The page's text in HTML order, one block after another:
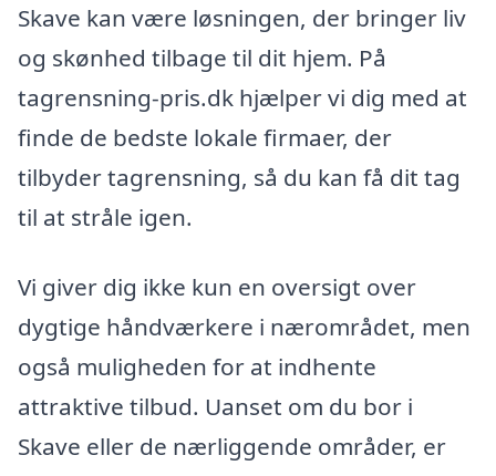
Skave kan være løsningen, der bringer liv
og skønhed tilbage til dit hjem. På
tagrensning-pris.dk hjælper vi dig med at
finde de bedste lokale firmaer, der
tilbyder tagrensning, så du kan få dit tag
til at stråle igen.
Vi giver dig ikke kun en oversigt over
dygtige håndværkere i nærområdet, men
også muligheden for at indhente
attraktive tilbud. Uanset om du bor i
Skave eller de nærliggende områder, er